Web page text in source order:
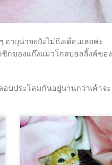
ายุน่าจะยังไม่ถึงเดือนเลยค่ะ
ชิกของแก๊งแมวโกลบอลลิ้งค์ของ
อบประโลมกันอยู่นานกว่าเค้าจะ